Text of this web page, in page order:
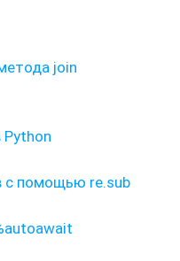
join
Python
с помощью re.sub